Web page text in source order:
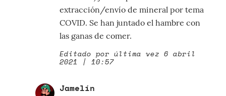
extracción/envío de mineral por tema
COVID. Se han juntado el hambre con
las ganas de comer.
Editado por última vez 6 abril
2021 | 10:57
Jamelín